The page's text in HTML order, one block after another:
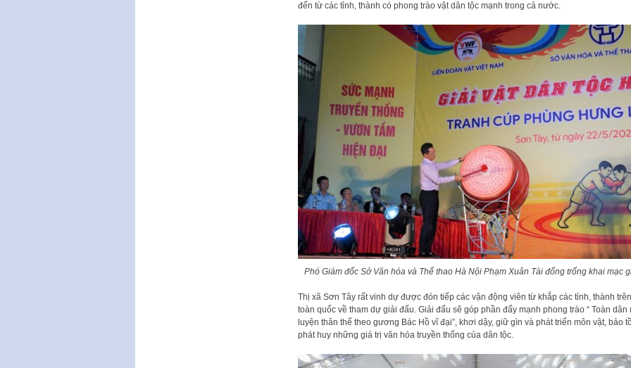
đến từ các tỉnh, thành có phong trào vật dân tộc mạnh trong cả nước.
Phó Giám đốc Sở Văn hóa và Thể thao Hà Nội Phạm Xuân Tài đống trống khai mạc
Thị xã Sơn Tây rất vinh dự được đón tiếp các vận động viên từ khắp các tỉnh, thành trên
toàn quốc về tham dự giải đấu. Giải đấu sẽ góp phần đẩy mạnh phong trào “ Toàn dân
luyện thân thể theo gương Bác Hồ vĩ đại”, khơi dậy, giữ gìn và phát triển môn vật, bảo
phát huy những giá trị văn hóa truyền thống của dân tộc.